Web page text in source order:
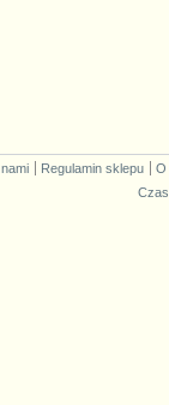
Regulamin sklepu
O